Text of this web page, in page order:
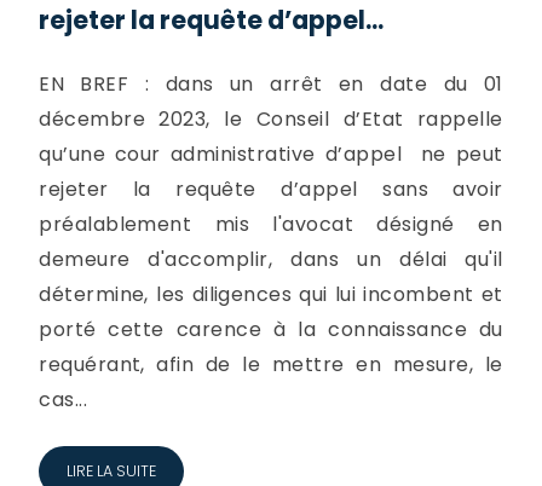
rejeter la requête d’appel...
EN BREF : dans un arrêt en date du 01
décembre 2023, le Conseil d’Etat rappelle
qu’une cour administrative d’appel ne peut
rejeter la requête d’appel sans avoir
préalablement mis l'avocat désigné en
demeure d'accomplir, dans un délai qu'il
détermine, les diligences qui lui incombent et
porté cette carence à la connaissance du
requérant, afin de le mettre en mesure, le
cas...
LIRE LA SUITE